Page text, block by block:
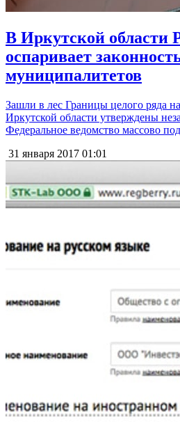
В Иркутской области
оспаривает
муниципалитетов
Зашли в лес Границы целого ряда
Иркутской области утверждены
Федеральное ведомство массово
31 января 2017 01:01